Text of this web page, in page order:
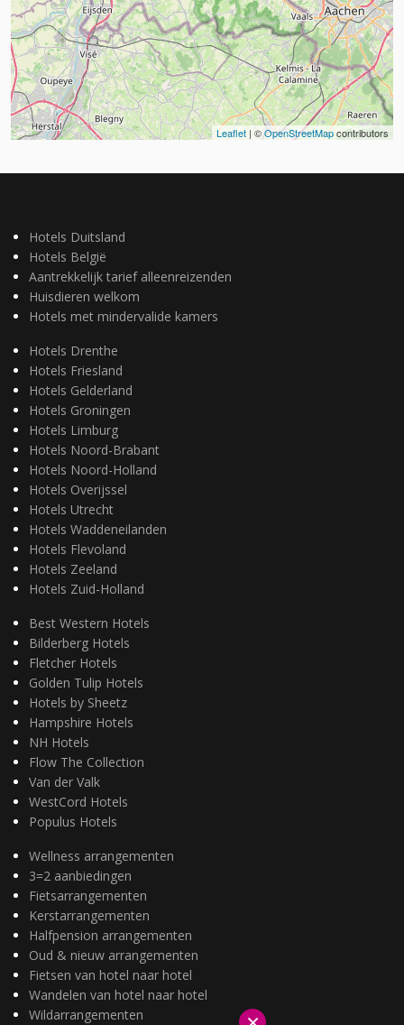
Leaflet | ©OpenStreetMapcontributors
Hotels Duitsland
Hotels België
Aantrekkelijk tarief alleenreizenden
Huisdieren welkom
Hotels met mindervalide kamers
Hotels Drenthe
Hotels Friesland
Hotels Gelderland
Hotels Groningen
Hotels Limburg
Hotels Noord-Brabant
Hotels Noord-Holland
Hotels Overijssel
Hotels Utrecht
Hotels Waddeneilanden
Hotels Flevoland
Hotels Zeeland
Hotels Zuid-Holland
Best Western Hotels
Bilderberg Hotels
Fletcher Hotels
Golden Tulip Hotels
Hotels by Sheetz
Hampshire Hotels
NH Hotels
Flow The Collection
Van der Valk
WestCord Hotels
Populus Hotels
Wellness arrangementen
3=2 aanbiedingen
Fietsarrangementen
Kerstarrangementen
Halfpension arrangementen
Oud & nieuw arrangementen
Fietsen van hotel naar hotel
Wandelen van hotel naar hotel
Wildarrangementen